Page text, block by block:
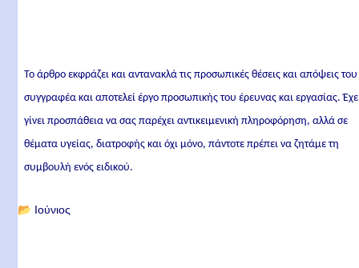
Το άρθρο εκφράζει και αντανακλά τις προσωπικές θέσεις και απόψεις του
συγγραφέα και αποτελεί έργο προσωπικής του έρευνας και εργασίας.
γίνει προσπάθεια να σας παρέχει αντικειμενική πληροφόρηση, αλλά σε
θέματα υγείας, διατροφής και όχι μόνο, πάντοτε πρέπει να ζητάμε τη
συμβουλή ενός ειδικού.
📂 Ιούνιος